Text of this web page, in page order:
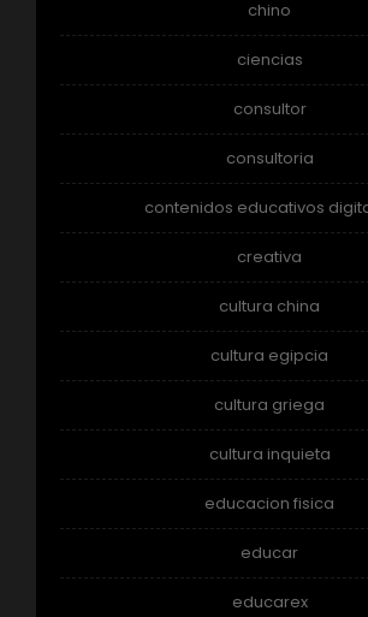
chino
ciencias
consultor
consultoria
contenidos educativos
creativa
cultura china
cultura egipcia
cultura griega
cultura inquieta
educacion fisica
educar
educarex